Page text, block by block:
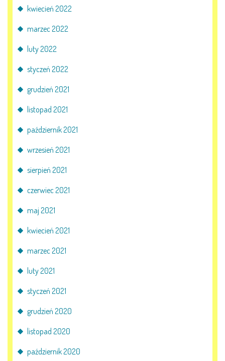
kwiecień 2022
marzec 2022
luty 2022
styczeń 2022
grudzień 2021
listopad 2021
październik 2021
wrzesień 2021
sierpień 2021
czerwiec 2021
maj 2021
kwiecień 2021
marzec 2021
luty 2021
styczeń 2021
grudzień 2020
listopad 2020
październik 2020